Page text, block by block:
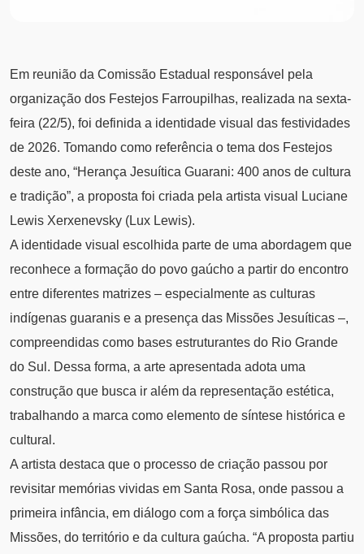
Em reunião da Comissão Estadual responsável pela
organização dos Festejos Farroupilhas, realizada na sexta-
feira (22/5), foi definida a identidade visual das festividades
de 2026. Tomando como referência o tema dos Festejos
deste ano, “Herança Jesuítica Guarani: 400 anos de cultura
e tradição”, a proposta foi criada pela artista visual Luciane
Lewis Xerxenevsky (Lux Lewis).
A identidade visual escolhida parte de uma abordagem que
reconhece a formação do povo gaúcho a partir do encontro
entre diferentes matrizes – especialmente as culturas
indígenas guaranis e a presença das Missões Jesuíticas –,
compreendidas como bases estruturantes do Rio Grande
do Sul. Dessa forma, a arte apresentada adota uma
construção que busca ir além da representação estética,
trabalhando a marca como elemento de síntese histórica e
cultural.
A artista destaca que o processo de criação passou por
revisitar memórias vividas em Santa Rosa, onde passou a
primeira infância, em diálogo com a força simbólica das
Missões, do território e da cultura gaúcha. “A proposta partiu